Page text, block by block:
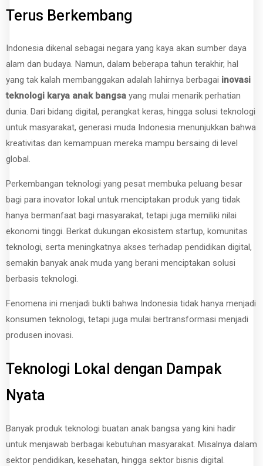
Terus Berkembang
Indonesia dikenal sebagai negara yang kaya akan sumber daya
alam dan budaya. Namun, dalam beberapa tahun terakhir, hal
yang tak kalah membanggakan adalah lahirnya berbagai inovasi
teknologi karya anak bangsa yang mulai menarik perhatian
dunia. Dari bidang digital, perangkat keras, hingga solusi teknologi
untuk masyarakat, generasi muda Indonesia menunjukkan bahwa
kreativitas dan kemampuan mereka mampu bersaing di level
global.
Perkembangan teknologi yang pesat membuka peluang besar
bagi para inovator lokal untuk menciptakan produk yang tidak
hanya bermanfaat bagi masyarakat, tetapi juga memiliki nilai
ekonomi tinggi. Berkat dukungan ekosistem startup, komunitas
teknologi, serta meningkatnya akses terhadap pendidikan digital,
semakin banyak anak muda yang berani menciptakan solusi
berbasis teknologi.
Fenomena ini menjadi bukti bahwa Indonesia tidak hanya menjadi
konsumen teknologi, tetapi juga mulai bertransformasi menjadi
produsen inovasi.
Teknologi Lokal dengan Dampak
Nyata
Banyak produk teknologi buatan anak bangsa yang kini hadir
untuk menjawab berbagai kebutuhan masyarakat. Misalnya dalam
sektor pendidikan, kesehatan, hingga sektor bisnis digital.